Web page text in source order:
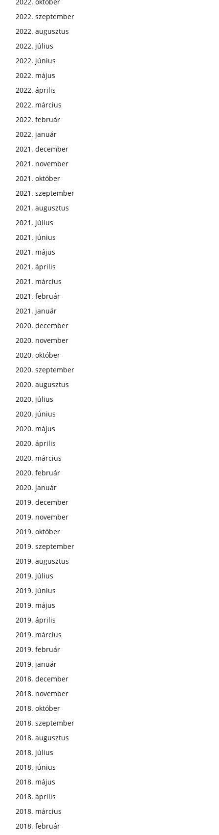
2022. szeptember
2022. augusztus
2022. július
2022. június
2022. május
2022. április
2022. március
2022. február
2022. január
2021. december
2021. november
2021. október
2021. szeptember
2021. augusztus
2021. július
2021. június
2021. május
2021. április
2021. március
2021. február
2021. január
2020. december
2020. november
2020. október
2020. szeptember
2020. augusztus
2020. július
2020. június
2020. május
2020. április
2020. március
2020. február
2020. január
2019. december
2019. november
2019. október
2019. szeptember
2019. augusztus
2019. július
2019. június
2019. május
2019. április
2019. március
2019. február
2019. január
2018. december
2018. november
2018. október
2018. szeptember
2018. augusztus
2018. július
2018. június
2018. május
2018. április
2018. március
2018. február